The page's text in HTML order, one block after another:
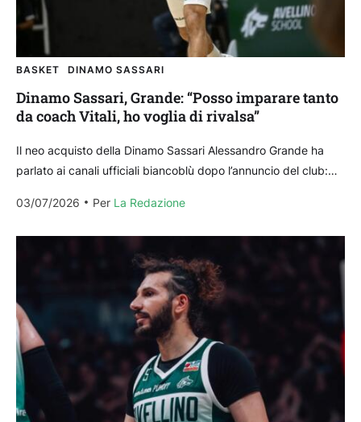
BASKET DINAMO SASSARI
Dinamo Sassari, Grande: “Posso imparare tanto
da coach Vitali, ho voglia di rivalsa”
Il neo acquisto della Dinamo Sassari Alessandro Grande ha
parlato ai canali ufficiali biancoblù dopo l’annuncio del club:
03/07/2026
Per La Redazione